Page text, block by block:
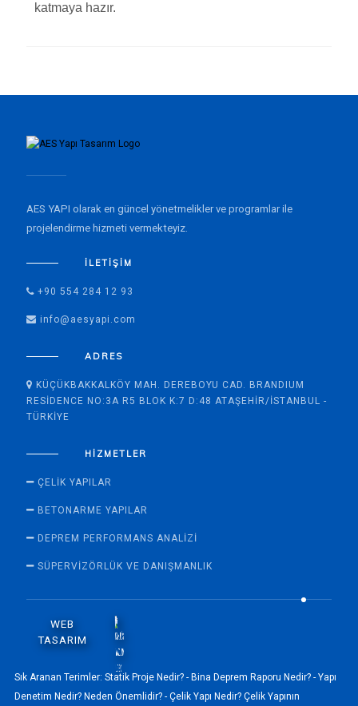
katmaya hazır.
AES YAPI olarak en güncel yönetmelikler ve programlar ile
projelendirme hizmeti vermekteyiz.
İLETIŞIM
+90 554 284 12 93
info@aesyapi.com
ADRES
KÜÇÜKBAKKALKÖY MAH. DEREBOYU CAD. BRANDIUM
RESIDENCE NO:3A R5 BLOK K:7 D:48 ATAŞEHIR/İSTANBUL -
TÜRKIYE
HIZMETLER
ÇELIK YAPILAR
BETONARME YAPILAR
DEPREM PERFORMANS ANALIZI
SÜPERVİZÖRLÜK VE DANIŞMANLIK
WEB
TASARIM
Sık Aranan Terimler: Statik Proje Nedir? - Bina Deprem Raporu Nedir? - Yapı
Denetim Nedir? Neden Önemlidir? - Çelik Yapı Nedir? Çelik Yapının